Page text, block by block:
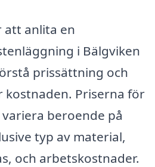
att anlita en
i Bälgviken
prissättning och
kostnaden. Priserna för
beroende på
typ av material,
och arbetskostnader.